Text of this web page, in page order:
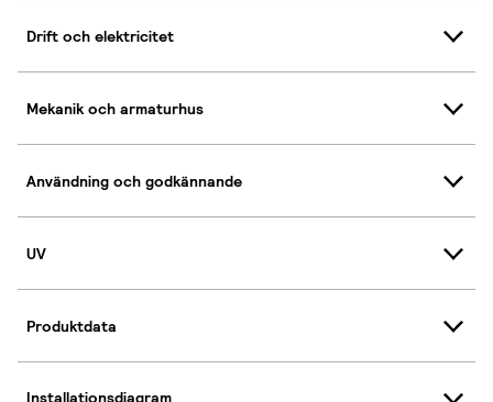
Drift och elektricitet
Mekanik och armaturhus
Användning och godkännande
UV
Produktdata